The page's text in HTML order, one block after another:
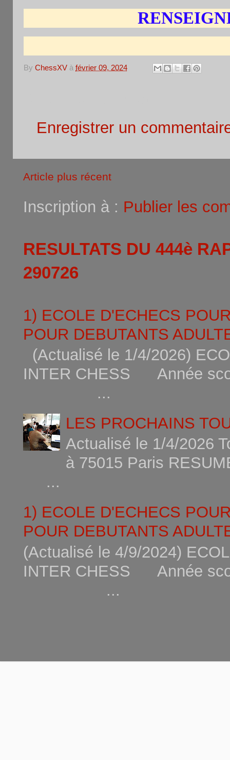
By ChessXV à février 09, 2024
Enregistrer un
Article plus récent
Inscription à : Publier les
RESULTATS DU 444è
290726
1) ECOLE D'ECHECS
POUR DEBUTANTS
(Actualisé le 1/4/2026)
INTER CHESS Année
...
LES PROCHAINS
Actualisé le 1/4/2026
à 75015
...
1) ECOLE D'ECHECS
POUR DEBUTANTS
(Actualisé le 4/9/2024)
INTER CHESS Année
...